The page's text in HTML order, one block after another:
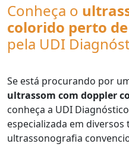
Conheça o
colorido perto
pela UDI
Se está procurando por
ultrassom com doppler
conheça a UDI
especializada em
ultrassonografia